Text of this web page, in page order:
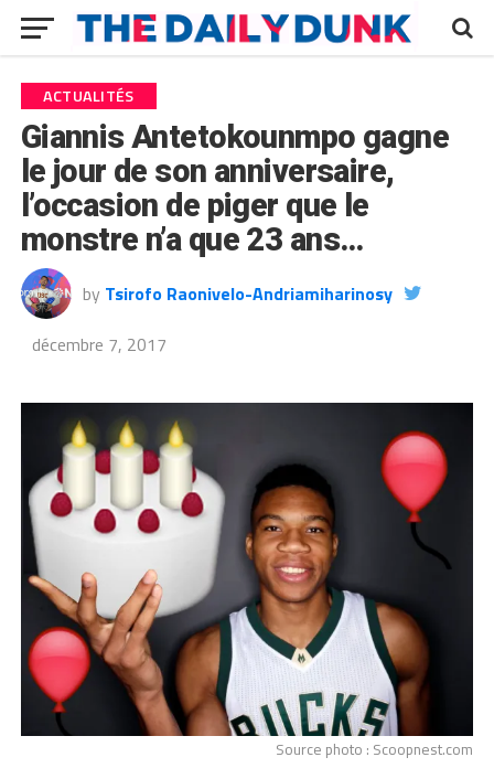
ACTUALITÉS
Giannis Antetokounmpo gagne
le jour de son anniversaire,
l’occasion de piger que le
monstre n’a que 23 ans…
by Tsirofo Raonivelo-Andriamiharinosy
décembre 7, 2017
Source photo : Scoopnest.com